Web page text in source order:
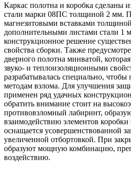
Каркас полотна и коробка сделаны
стали марки 08ПС толщиной 2 мм.
магнезитовыми вставками
дополнительными листами стали 1
конструкционное решение
свойства сборки. Также
дверного полотна минватой,
звуко- и теплоизоляционными
разрабатывалась специально,
методам взлома. Для улучшения
применен ряд удачных
обратить внимание стоит на
противовзломный лабиринт,
взаимодействию элементов
оснащается усовершенствованной
увеличенной отбортовкой. При
образуют мощную комбинацию,
воздействию.